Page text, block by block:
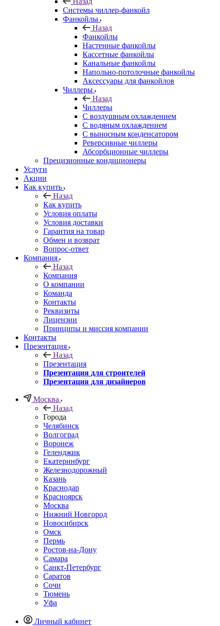
Системы чиллер-фанкойл
Фанкойлы
Назад
Фанкойлы
Настенные фанкойлы
Кассетные фанкойлы
Канальные фанкойлы
Напольно-потолочные фанкойлы
Аксессуары для фанкойлов
Чиллеры
Назад
Чиллеры
С воздушным охлаждением
С водяным охлаждением
С выносным конденсатором
Реверсивные чиллеры
Абсорбционные чиллеры
Прецизионные кондиционеры
Услуги
Акции
Как купить
Назад
Как купить
Условия оплаты
Условия доставки
Гарантия на товар
Обмен и возврат
Вопрос-ответ
Компания
Назад
Компания
О компании
Команда
Контакты
Реквизиты
Лицензии
Принципы и миссия компании
Контакты
Презентация
Назад
Презентация
Презентация для строителей
Презентация для дизайнеров
Москва
Назад
Города
Челябинск
Волгоград
Воронеж
Геленджик
Екатеринбург
Железнодорожный
Казань
Краснодар
Красноярск
Москва
Нижний Новгород
Новосибирск
Омск
Пермь
Ростов-на-Дону
Самара
Санкт-Петербург
Саратов
Сочи
Тюмень
Уфа
Личный кабинет